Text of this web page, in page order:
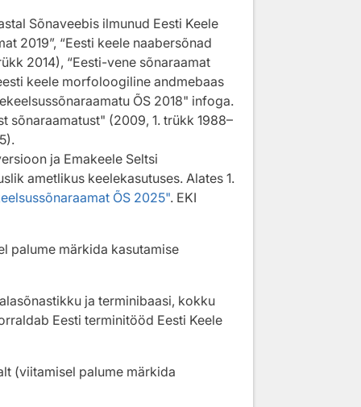
Sõnaveebis ilmunud Eesti Keele
2019”, “Eesti keele naabersõnad
2014), “Eesti-vene sõnaraamat
keele morfoloogiline andmebaas
ÕS 2018" infoga.
sõnaraamatust" (2009, 1. trükk 1988–
ja Emakeele Seltsi
ametlikus keelekasutuses. Alates 1.
ÕS 2025". EKI
palume märkida kasutamise
ja terminibaasi, kokku
Eesti terminitööd Eesti Keele
(viitamisel palume märkida